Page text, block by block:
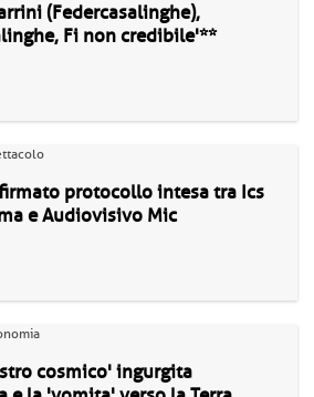
(Federcasalinghe),
Fi non credibile'**
protocollo intesa tra Ics
e Audiovisivo Mic
cosmico' ingurgita